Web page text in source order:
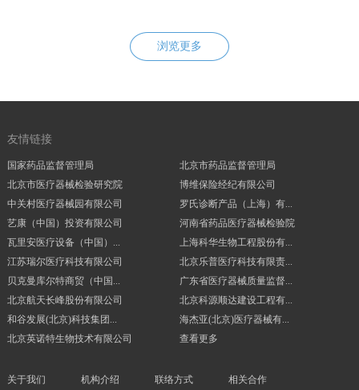
浏览更多
友情链接
国家药品监督管理局
北京市药品监督管理局
北京市医疗器械检验研究院
博维保险经纪有限公司
中关村医疗器械园有限公司
罗氏诊断产品（上海）有...
艺康（中国）投资有限公司
河南省药品医疗器械检验院
瓦里安医疗设备（中国）...
上海科华生物工程股份有...
江苏瑞尔医疗科技有限公司
北京乐普医疗科技有限责...
贝克曼库尔特商贸（中国...
广东省医疗器械质量监督...
北京航天长峰股份有限公司
北京科源顺达建设工程有...
和谷发展(北京)科技集团...
海杰亚(北京)医疗器械有...
北京英诺特生物技术有限公司
查看更多
关于我们 机构介绍 联络方式 相关合作